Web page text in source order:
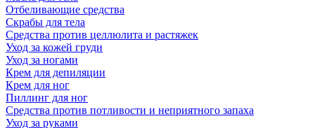
Отбеливающие средства
Скрабы для тела
Средства против целлюлита и растяжек
Уход за кожей груди
Уход за ногами
Крем для депиляции
Крем для ног
Пиллинг для ног
Средства против потливости и неприятного запаха
Уход за руками